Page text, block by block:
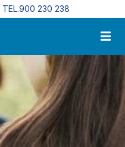
al contenido principal
TEL.900 230 238